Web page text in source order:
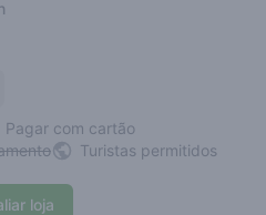
Pagar com cartão
Turistas permitidos
loja